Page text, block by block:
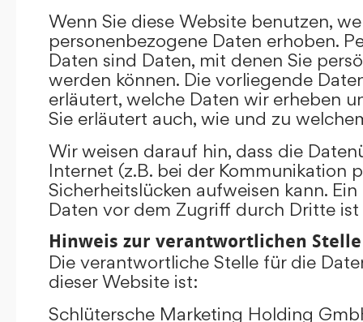
Wenn Sie diese Website benutzen,
personenbezogene Daten erhoben.
Daten sind Daten, mit denen Sie
werden können. Die vorliegende
erläutert, welche Daten wir erheben
Sie erläutert auch, wie und zu
Wir weisen darauf hin, dass die
Internet (z.B. bei der Kommunikation
Sicherheitslücken aufweisen kann.
Daten vor dem Zugriff durch Dritte
Hinweis zur verantwortlichen Stelle
Die verantwortliche Stelle für die
dieser Website ist:
Schlütersche Marketing Holding